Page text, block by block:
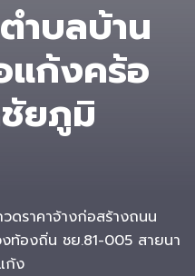
าบลบ้าน
แก้งคร้อ
ยภูมิ
วดราคาจ้างก่อสร้างถนน
ท้องถิ่น ชย.81-005 สายนา
ก้ง